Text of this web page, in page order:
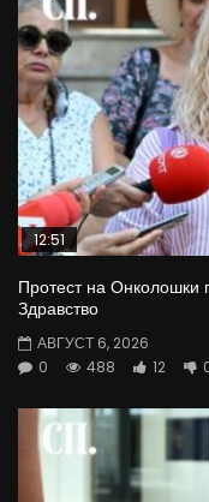
12:51
Протест на Онколошки
Здравство
АВГУСТ 6, 2026
0
488 12